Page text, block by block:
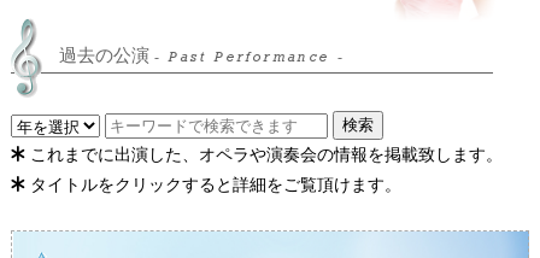
過去の公演- Past Performance -
検索
これまでに出演した、オペラや演奏会の情報を掲載致します。
タイトルをクリックすると詳細をご覧頂けます。